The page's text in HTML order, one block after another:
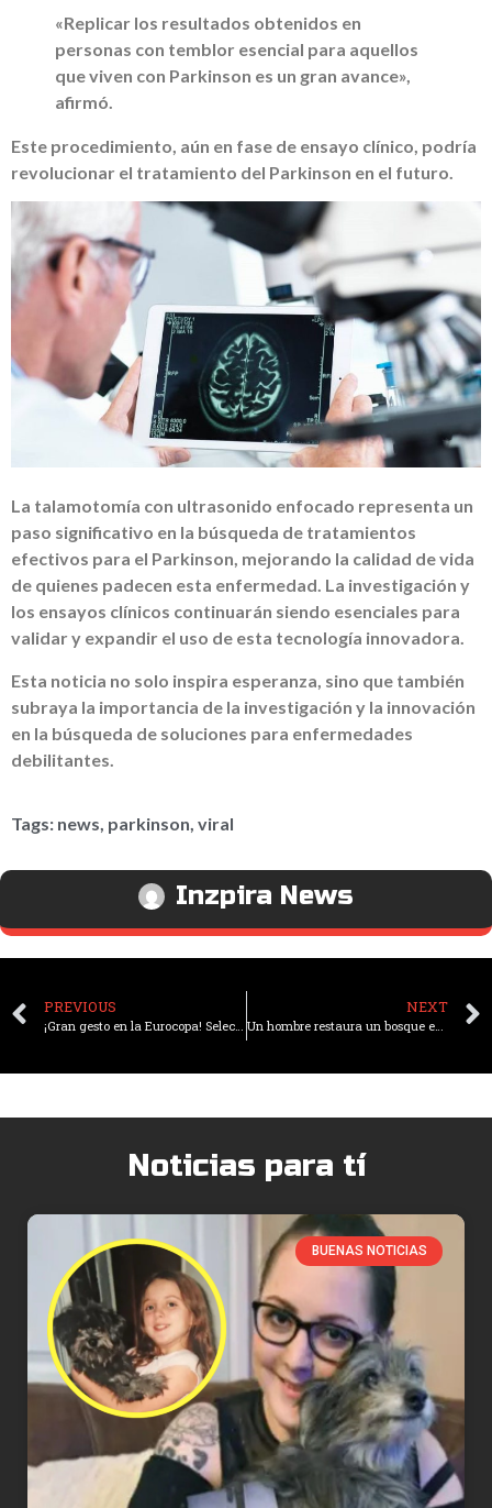
«Replicar los resultados obtenidos en
personas con temblor esencial para aquellos
que viven con Parkinson es un gran avance»,
afirmó.
Este procedimiento, aún en fase de ensayo clínico, podría
revolucionar el tratamiento del Parkinson en el futuro.
La talamotomía con ultrasonido enfocado representa un
paso significativo en la búsqueda de tratamientos
efectivos para el Parkinson, mejorando la calidad de vida
de quienes padecen esta enfermedad. La investigación y
los ensayos clínicos continuarán siendo esenciales para
validar y expandir el uso de esta tecnología innovadora.
Esta noticia no solo inspira esperanza, sino que también
subraya la importancia de la investigación y la innovación
en la búsqueda de soluciones para enfermedades
debilitantes.
Tags: news, parkinson, viral
Inzpira News
PREVIOUS
¡Gran gesto en la Eurocopa! Selección Rumana limpia el vestuario y deja nota de agradecimiento
NEXT
Un hombre restaura un bosque en Turquía y deja un legado ecológico inspirador
Noticias para tí
BUENAS NOTICIAS